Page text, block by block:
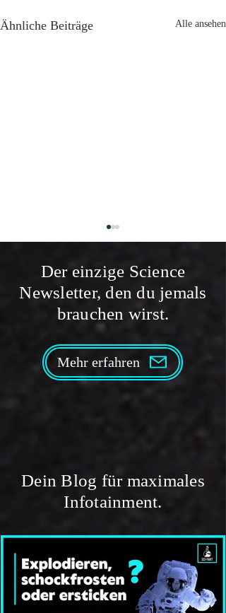
Ähnliche Beiträge Alle ansehen
Seegraswiesen? | Klima
Der einzige Science
Newsletter, den du jemals
brauchen wirst.
Mehr erfahren
Dein Blog für maximales
Infotainment.